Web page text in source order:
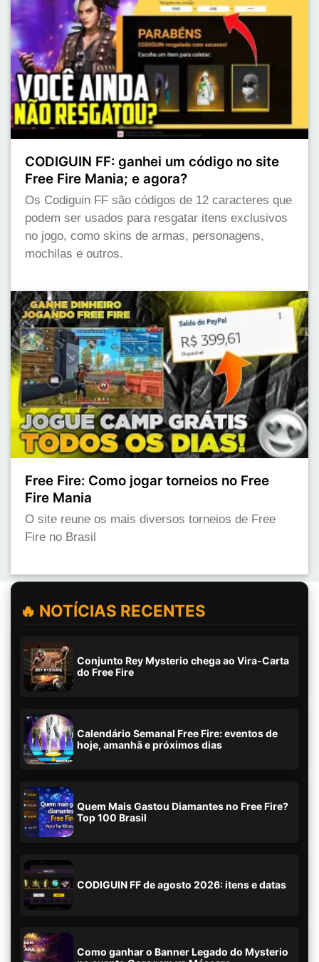
CODIGUIN FF: ganhei um código no site
Free Fire Mania; e agora?
Os Codiguin FF são códigos de 12 caracteres que
podem ser usados para resgatar itens exclusivos
no jogo, como skins de armas, personagens,
mochilas e outros.
Free Fire: Como jogar torneios no Free
Fire Mania
O site reune os mais diversos torneios de Free
Fire no Brasil
🔥 NOTÍCIAS RECENTES
Conjunto Rey Mysterio chega ao Vira-Carta
do Free Fire
Calendário Semanal Free Fire: eventos de
hoje, amanhã e próximos dias
Quem Mais Gastou Diamantes no Free Fire?
Top 100 Brasil
CODIGUIN FF de agosto 2026: itens e datas
Como ganhar o Banner Legado do Mysterio